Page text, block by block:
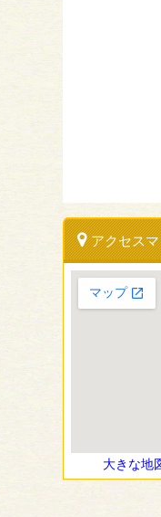
アクセス
大きな地